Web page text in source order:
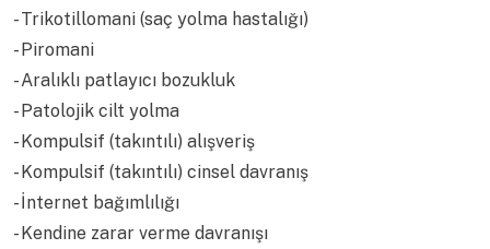
- Trikotillomani (saç yolma hastalığı)
- Piromani
- Aralıklı patlayıcı bozukluk
- Patolojik cilt yolma
- Kompulsif (takıntılı) alışveriş
- Kompulsif (takıntılı) cinsel davranış
- İnternet bağımlılığı
- Kendine zarar verme davranışı